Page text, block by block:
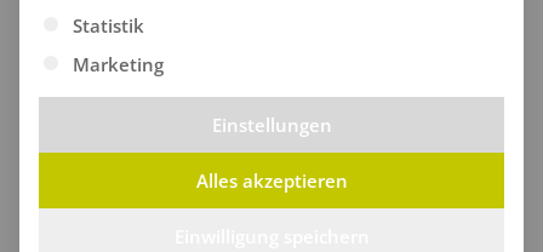
Zertifikate: Bio-Baumwolle|EU Ecolabel|Faire
Arbeitsbedingungen|Fairtrade-zertifizierte
Baumwolle|Oeko-Tex 100|SA8000
Größentabelle
Statistik
Marketing
Einstellungen
Alles akzeptieren